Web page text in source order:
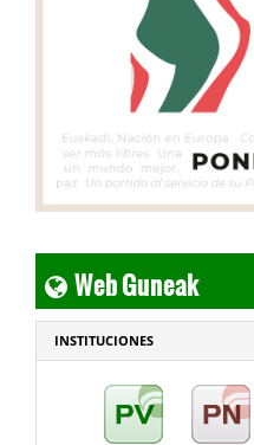
Web Guneak
INSTITUCIONES